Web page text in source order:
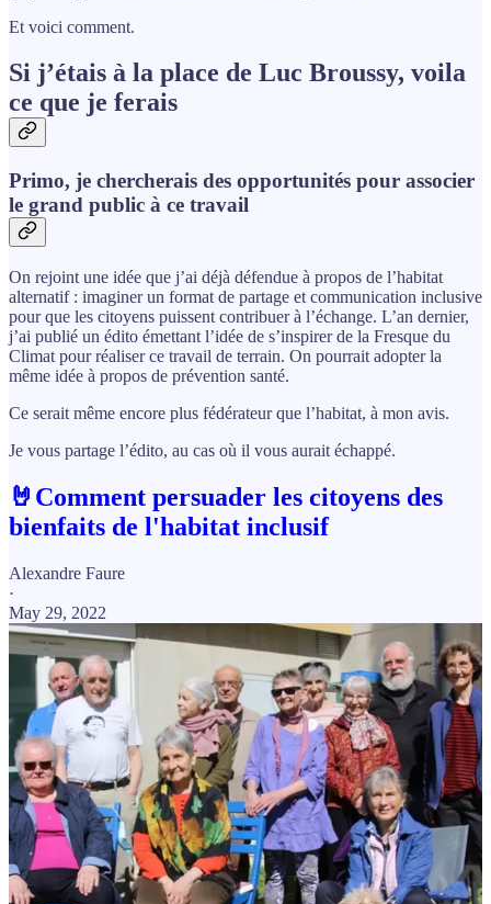
Et voici comment.
Si j’étais à la place de Luc Broussy, voila
ce que je ferais
Primo, je chercherais des opportunités pour associer
le grand public à ce travail
On rejoint une idée que j’ai déjà défendue à propos de l’habitat
alternatif : imaginer un format de partage et communication inclusive
pour que les citoyens puissent contribuer à l’échange. L’an dernier,
j’ai publié un édito émettant l’idée de s’inspirer de la Fresque du
Climat pour réaliser ce travail de terrain. On pourrait adopter la
même idée à propos de prévention santé.
Ce serait même encore plus fédérateur que l’habitat, à mon avis.
Je vous partage l’édito, au cas où il vous aurait échappé.
🤘Comment persuader les citoyens des
bienfaits de l'habitat inclusif
Alexandre Faure
·
May 29, 2022